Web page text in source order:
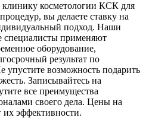
косметологии КСК для
вы делаете ставку на
подход. Наши
специалисты применяют
оборудование,
результат по
упустите возможность подарить
Записывайтесь на
все преимущества
своего дела. Цены на
их эффективности.